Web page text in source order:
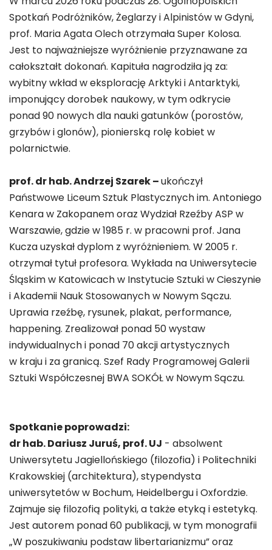
Spotkań Podróżników, Żeglarzy i Alpinistów w Gdyni,
prof. Maria Agata Olech otrzymała Super Kolosa.
Jest to najważniejsze wyróżnienie przyznawane za
całokształt dokonań. Kapituła nagrodziła ją za:
wybitny wkład w eksplorację Arktyki i Antarktyki,
imponujący dorobek naukowy, w tym odkrycie
ponad 90 nowych dla nauki gatunków (porostów,
grzybów i glonów), pionierską rolę kobiet w
polarnictwie.
prof. dr hab. Andrzej Szarek –ukończył
Państwowe Liceum Sztuk Plastycznych im. Antoniego
Kenara w Zakopanem oraz Wydział Rzeźby ASP w
Warszawie, gdzie w 1985 r. w pracowni prof. Jana
Kucza uzyskał dyplom z wyróżnieniem. W 2005 r.
otrzymał tytuł profesora. Wykłada na Uniwersytecie
Śląskim w Katowicach w Instytucie Sztuki w Cieszynie
i Akademii Nauk Stosowanych w Nowym Sączu.
Uprawia rzeźbę, rysunek, plakat, performance,
happening. Zrealizował ponad 50 wystaw
indywidualnych i ponad 70 akcji artystycznych
w kraju i za granicą. Szef Rady Programowej Galerii
Sztuki Współczesnej BWA SOKÓŁ w Nowym Sączu.
Spotkanie poprowadzi:
dr hab. Dariusz Juruś, prof. UJ - absolwent
Uniwersytetu Jagiellońskiego (filozofia) i Politechniki
Krakowskiej (architektura), stypendysta
uniwersytetów w Bochum, Heidelbergu i Oxfordzie.
Zajmuje się filozofią polityki, a także etyką i estetyką.
Jest autorem ponad 60 publikacji, w tym monografii
„W poszukiwaniu podstaw libertarianizmu” oraz